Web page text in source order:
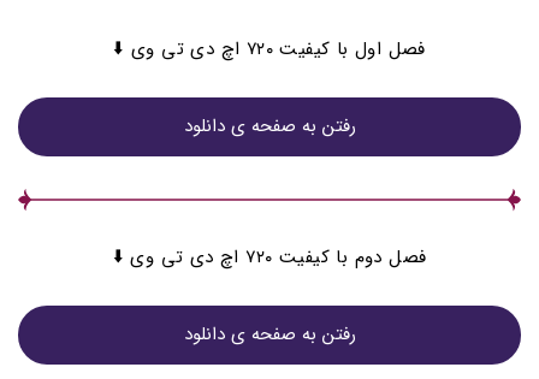
فصل اول با کیفیت ۷۲۰ اچ دی تی وی ⬇️
رفتن به صفحه ی دانلود
فصل دوم با کیفیت ۷۲۰ اچ دی تی وی ⬇️
رفتن به صفحه ی دانلود